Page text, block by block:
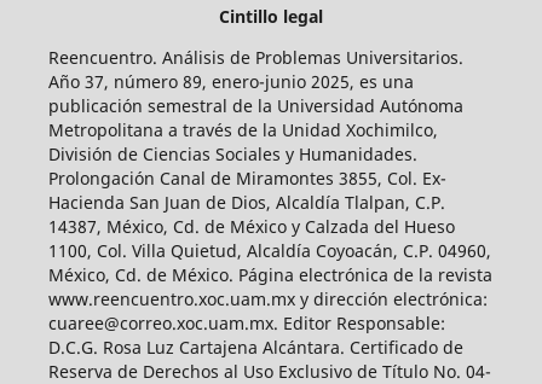
Cintillo legal
Reencuentro. Análisis de Problemas Universitarios.
Año 37, número 89, enero-junio 2025, es una
publicación semestral de la Universidad Autónoma
Metropolitana a través de la Unidad Xochimilco,
División de Ciencias Sociales y Humanidades.
Prolongación Canal de Miramontes 3855, Col. Ex-
Hacienda San Juan de Dios, Alcaldía Tlalpan, C.P.
14387, México, Cd. de México y Calzada del Hueso
1100, Col. Villa Quietud, Alcaldía Coyoacán, C.P. 04960,
México, Cd. de México. Página electrónica de la revista
www.reencuentro.xoc.uam.mx y dirección electrónica:
cuaree@correo.xoc.uam.mx. Editor Responsable:
D.C.G. Rosa Luz Cartajena Alcántara. Certificado de
Reserva de Derechos al Uso Exclusivo de Título No. 04-